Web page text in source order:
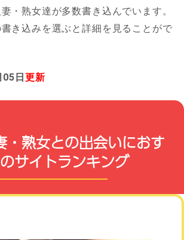
・熟女達が多数書き込んでいます。
き込みを選ぶと詳細を見ることがで
日 更新
・熟女との出会いにおす
サイトランキング